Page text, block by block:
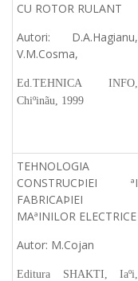
CU ROTOR RULANT
Autori: D.A.Hagianu,
V.M.Cosma,
Ed.TEHNICA INFO,
Chiºinãu, 1999
TEHNOLOGIA
CONSTRUCÞIEI ªI
FABRICAÞIEI
MAªINILOR ELECTRICE
Autor: M.Cojan
Editura SHAKTI, Iaºi,